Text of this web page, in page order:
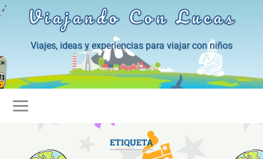
Viajando Con Lucas
Viajes, ideas y experiencias para viajar con niños
ETIQUETA